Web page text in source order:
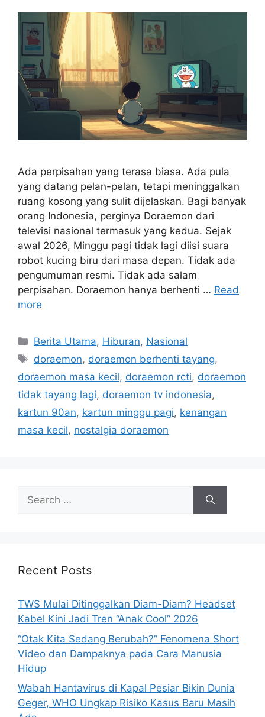
Ada perpisahan yang terasa biasa. Ada pula
yang datang pelan-pelan, tetapi meninggalkan
ruang kosong yang sulit dijelaskan. Bagi banyak
orang Indonesia, perginya Doraemon dari
televisi nasional termasuk yang kedua. Sejak
awal 2026, Minggu pagi tidak lagi diisi suara
robot kucing biru dari masa depan. Tidak ada
pengumuman resmi. Tidak ada salam
perpisahan. Doraemon hanya berhenti … Read
more
C
a
e
g
o
r
Berita Utama, Hiburan, Nasional
T
a
s
doraemon, doraemon berhenti tayang,
doraemon masa kecil, doraemon rcti, doraemon
tidak tayang lagi, doraemon tv indonesia,
kartun 90an, kartun minggu pagi, kenangan
masa kecil, nostalgia doraemon
h
r
:
Recent Posts
TWS Mulai Ditinggalkan Diam-Diam? Headset
Kabel Kini Jadi Tren “Anak Cool” 2026
“Otak Kita Sedang Berubah?” Fenomena Short
Video dan Dampaknya pada Cara Manusia
Hidup
Wabah Hantavirus di Kapal Pesiar Bikin Dunia
Geger, WHO Ungkap Risiko Kasus Baru Masih